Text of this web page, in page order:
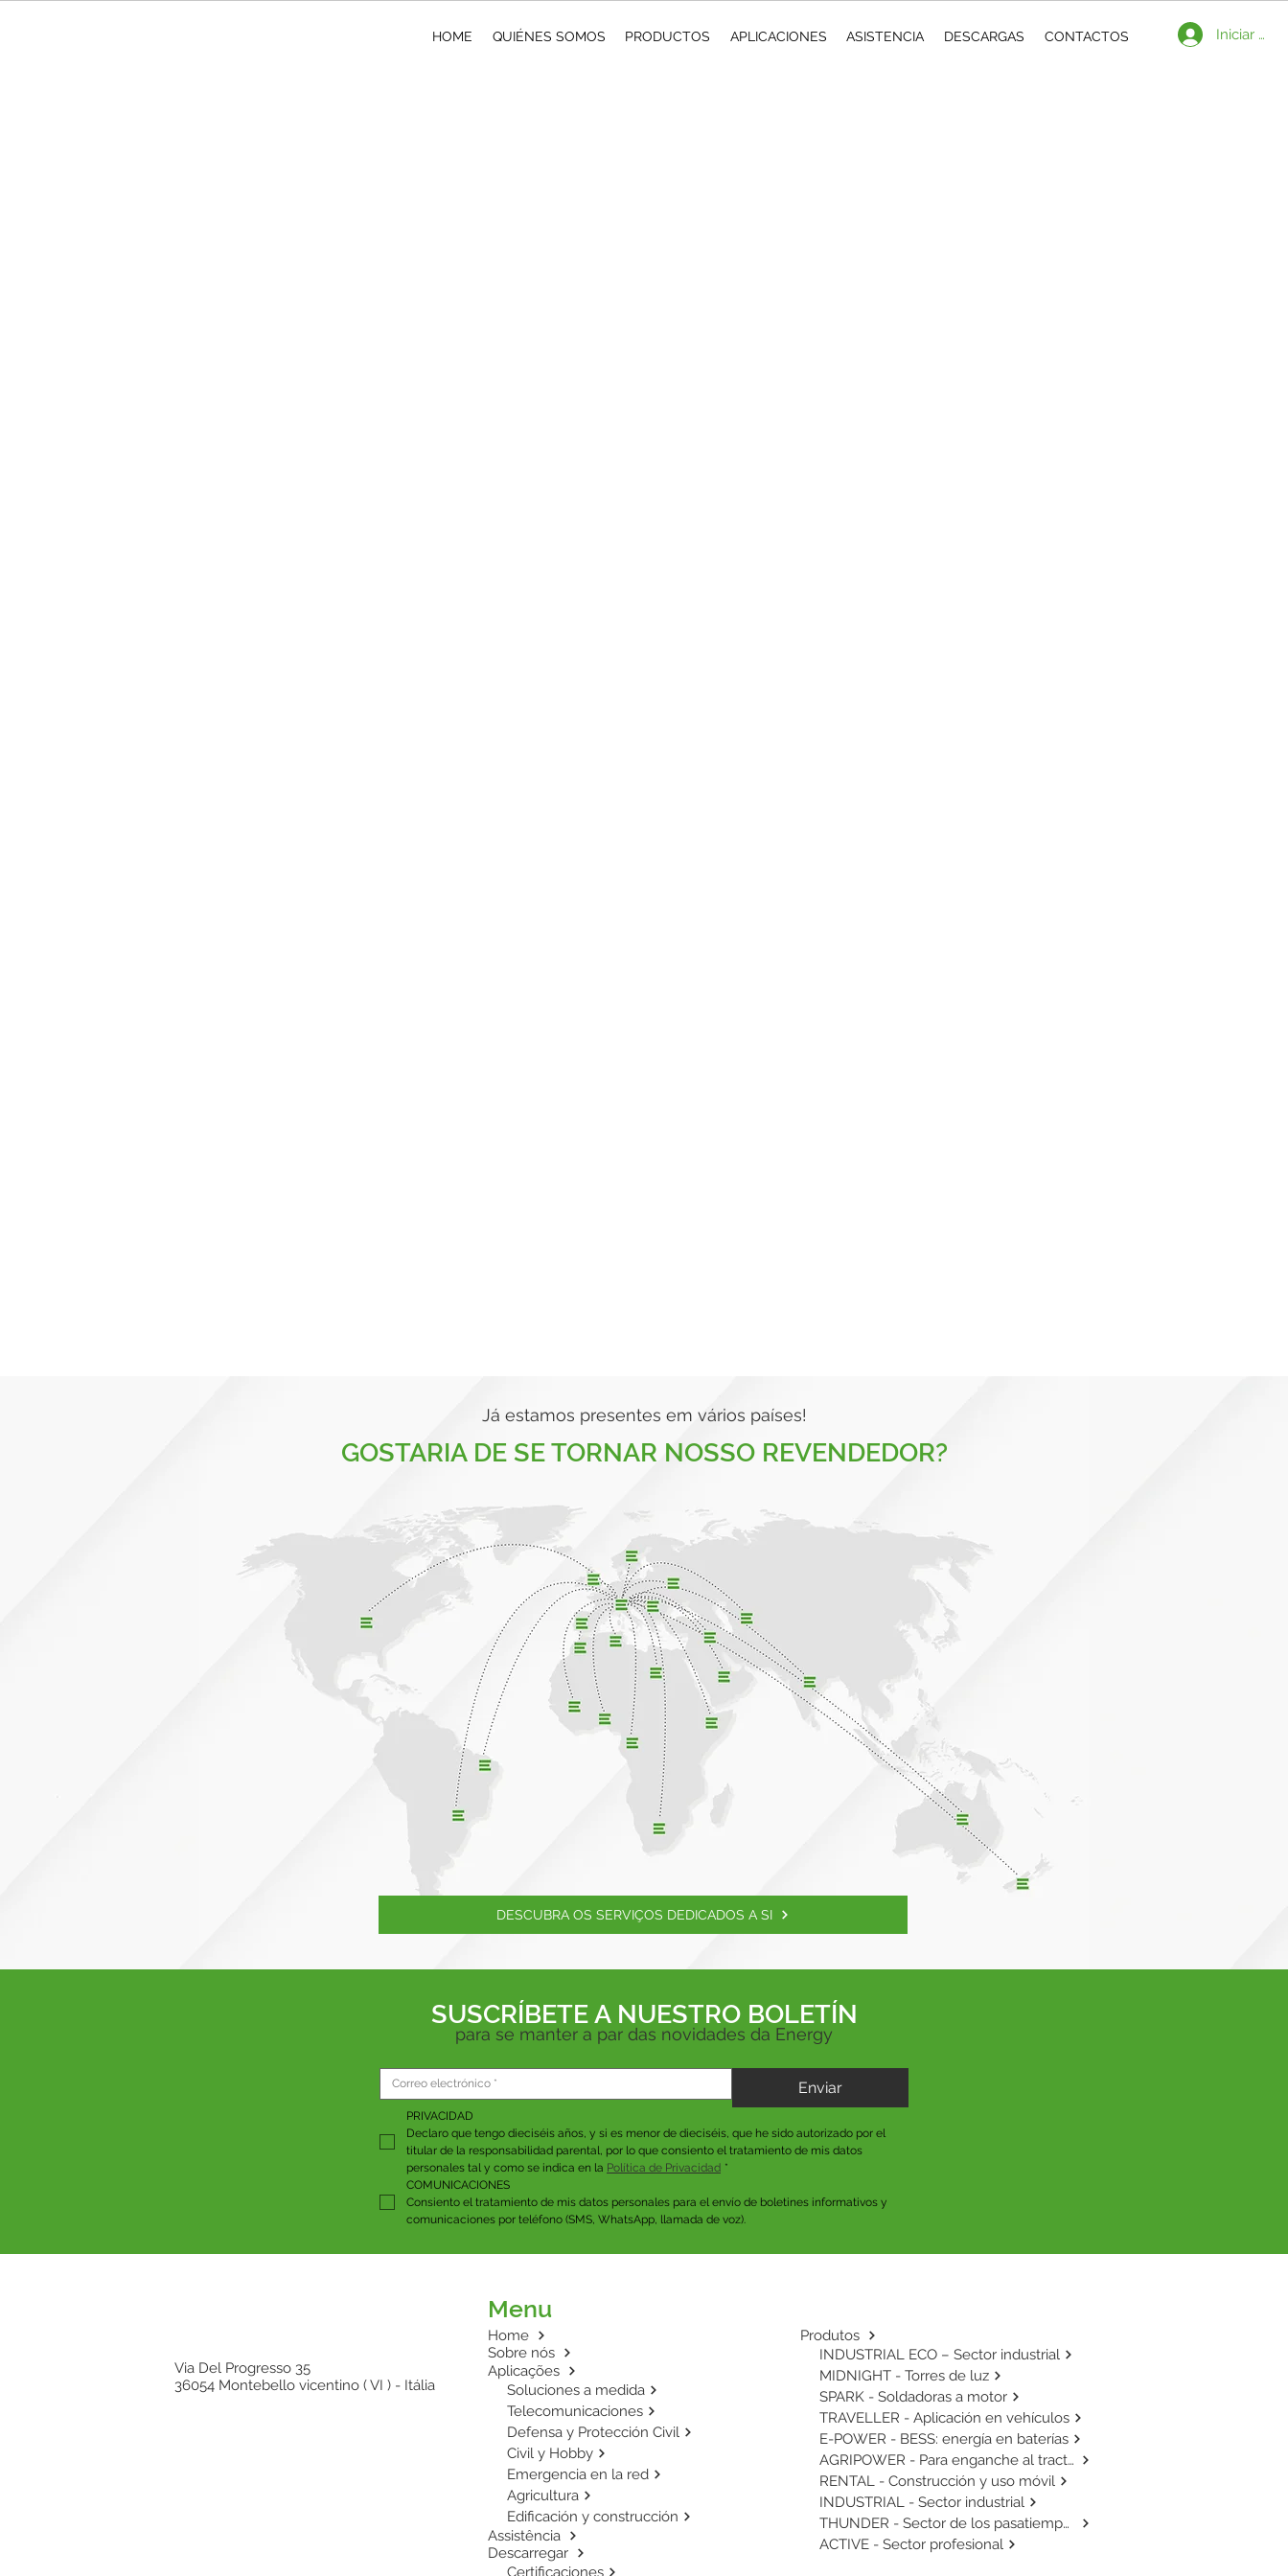
HOME QUIÉNES SOMOS PRODUCTOS APLICACIONES ASISTENCIA DESCARGAS CONTACTOS Iniciar
Já estamos presentes em vários países!
GOSTARIA DE SE TORNAR NOSSO REVENDEDOR?
DESCUBRA OS SERVIÇOS DEDICADOS A SI
SUSCRÍBETE A NUESTRO BOLETÍN
para se manter a par das novidades da Energy
Enviar
PRIVACIDAD
Declaro que tengo dieciséis años, y si es menor de dieciséis, que he sido autorizado por el
titular de la responsabilidad parental, por lo que consiento el tratamiento de mis datos
personales tal y como se indica en la Política de Privacidad *
COMUNICACIONES
Consiento el tratamiento de mis datos personales para el envío de boletines informativos y
comunicaciones por teléfono (SMS, WhatsApp, llamada de voz).
Via Del Progresso 35
36054 Montebello vicentino ( VI ) - Itália
Menu
Home
Sobre nós
Aplicações
Soluciones a medida
Telecomunicaciones
Defensa y Protección Civil
Civil y Hobby
Emergencia en la red
Agricultura
Edificación y construcción
Assistência
Descarregar
Certificaciones
Produtos
INDUSTRIAL ECO – Sector industrial
MIDNIGHT - Torres de luz
SPARK - Soldadoras a motor
TRAVELLER - Aplicación en vehículos
E-POWER - BESS: energía en baterías
AGRIPOWER - Para enganche al tractor
RENTAL - Construcción y uso móvil
INDUSTRIAL - Sector industrial
THUNDER - Sector de los pasatiempos
ACTIVE - Sector profesional